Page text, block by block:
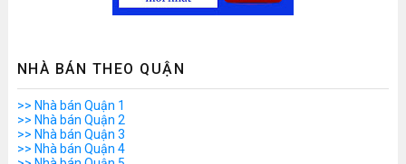
NHÀ BÁN THEO QUẬN
>> Nhà bán Quận 1
>> Nhà bán Quận 2
>> Nhà bán Quận 3
>> Nhà bán Quận 4